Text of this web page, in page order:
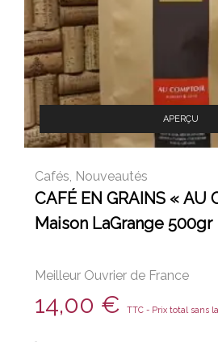
APERÇU
Cafés Nouveautés
CAFÉ EN GRAINS « AU
Maison LaGrange 500gr
Meilleur Ouvrier de France
14,00 € TTC - Prix total sans